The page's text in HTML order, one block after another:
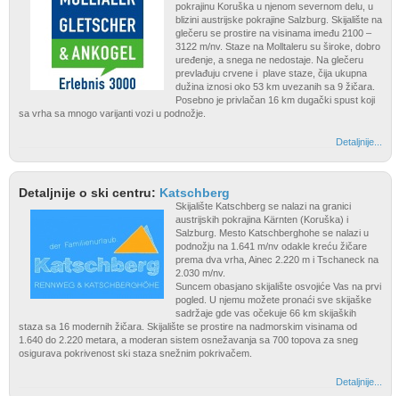
pokrajinu Koruška u njenom severnom delu, u
blizini austrijske pokrajine Salzburg. Skijalište na
glečeru se prostire na visinama imeđu 2100 –
3122 m/nv. Staze na Molltaleru su široke, dobro
uređenje, a snega ne nedostaje. Na glečeru
prevlađuju crvene i plave staze, čija ukupna
dužina iznosi oko 53 km uvezanih sa 9 žičara.
Posebno je privlačan 16 km dugački spust koji
sa vrha sa mnogo varijanti vozi u podnožje.
Detaljnije...
Detaljnije o ski centru: Katschberg
Skijalište Katschberg se nalazi na granici
austrijskih pokrajina Kärnten (Koruška) i
Salzburg. Mesto Katschberghohe se nalazi u
podnožju na 1.641 m/nv odakle kreću žičare
prema dva vrha, Ainec 2.220 m i Tschaneck na
2.030 m/nv.
Suncem obasjano skijalište osvojiće Vas na prvi
pogled. U njemu možete pronaći sve skijaške
sadržaje gde vas očekuje 66 km skijaških
staza sa 16 modernih žičara. Skijalište se prostire na nadmorskim visinama od
1.640 do 2.220 metara, a moderan sistem osnežavanja sa 700 topova za sneg
osigurava pokrivenost ski staza snežnim pokrivačem.
Detaljnije...